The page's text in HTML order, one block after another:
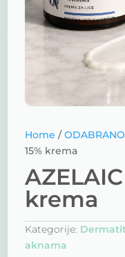
Home /ODABRANO
15% krema
krema
Kategorije:
aknama